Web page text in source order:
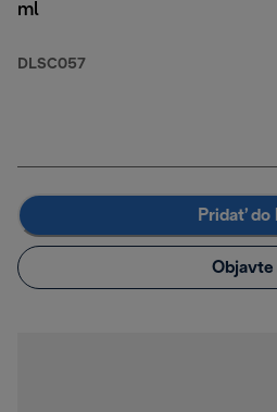
ml
DLSC057
Pridať do
Objavte